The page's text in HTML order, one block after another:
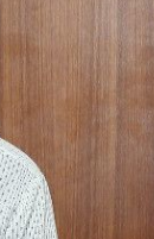
「最悪
#森岡毅 #城